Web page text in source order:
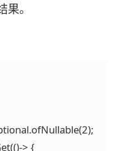
。
> {